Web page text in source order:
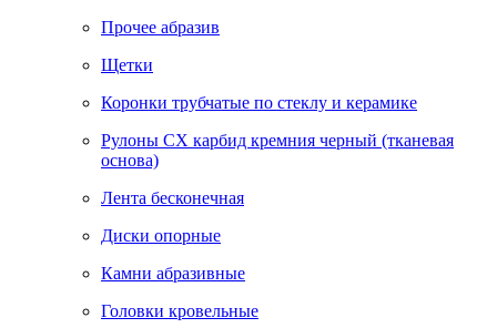
Прочее абразив
Щетки
Коронки трубчатые по стеклу и керамике
Рулоны CX карбид кремния черный (тканевая
основа)
Лента бесконечная
Диски опорные
Камни абразивные
Головки кровельные